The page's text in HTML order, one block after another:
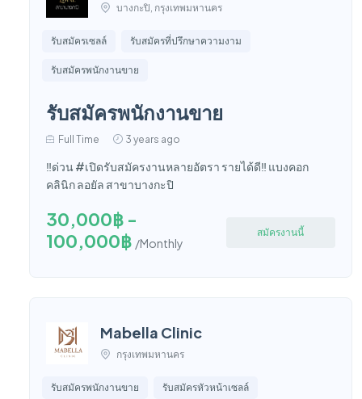
บางกะปิ, กรุงเทพมหานคร
รับสมัครเซลล์ รับสมัครที่ปรึกษาความงาม
รับสมัครพนักงานขาย
รับสมัครพนักงานขาย
Full Time 3 years ago
‼️ด่วน #เปิดรับสมัครงานหลายอัตรา รายได้ดี‼️ แบงคอก
คลินิก ลอยัล สาขาบางกะปิ
30,000฿ -
100,000฿ /Monthly
สมัครงานนี้
Mabella Clinic
กรุงเทพมหานคร
รับสมัครพนักงานขาย รับสมัครหัวหน้าเซลล์